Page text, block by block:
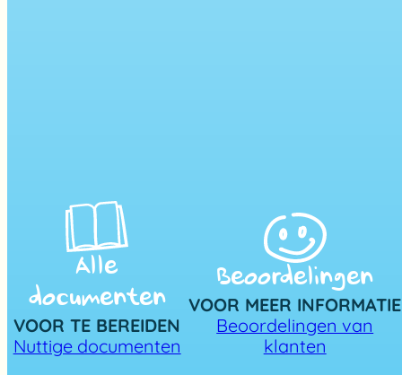
Alle
documenten
VOOR TE BEREIDEN
Nuttige documenten
Beoordelingen
VOOR MEER INFORMATIE
Beoordelingen van
klanten